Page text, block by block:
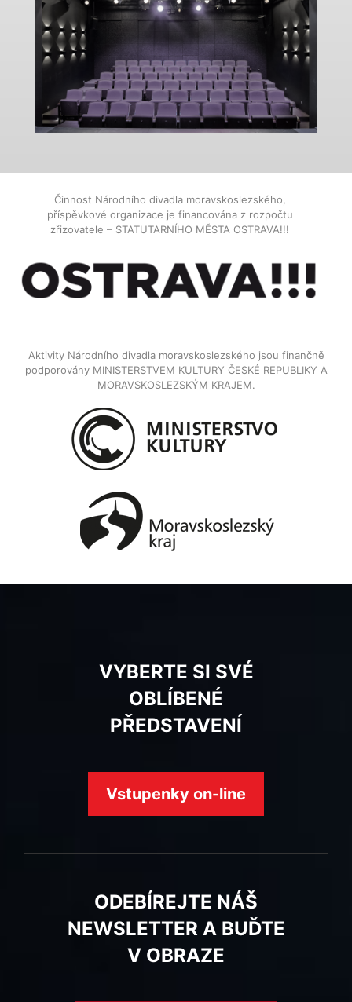
Činnost Národního divadla moravskoslezského,
příspěvkové organizace je financována z rozpočtu
zřizovatele – STATUTARNÍHO MĚSTA OSTRAVA!!!
Aktivity Národního divadla moravskoslezského jsou finančně
podporovány MINISTERSTVEM KULTURY ČESKÉ REPUBLIKY A
MORAVSKOSLEZSKÝM KRAJEM.
VYBERTE SI SVÉ
OBLÍBENÉ
PŘEDSTAVENÍ
Vstupenky on-line
ODEBÍREJTE NÁŠ
NEWSLETTER A BUĎTE
V OBRAZE